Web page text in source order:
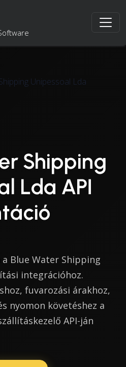
Unipessoal Lda
Shipping
Lda API
Blue Water Shipping
integrációhoz.
fuvarozási árakhoz,
nyomon követéshez a
API-ján